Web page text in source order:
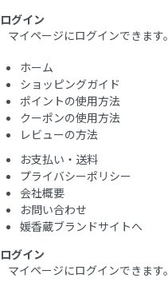
ログイン
マイページにログインできます。
ホーム
ショッピングガイド
ポイントの使用方法
クーポンの使用方法
レビューの方法
お支払い・送料
プライバシーポリシー
会社概要
お問い合わせ
媛香蔵ブランドサイトへ
ログイン
マイページにログインできます。